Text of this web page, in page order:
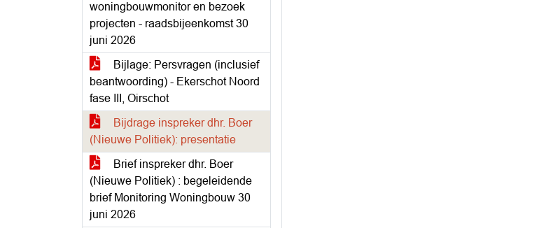
woningbouwmonitor en bezoek
projecten - raadsbijeenkomst 30
juni 2026
Bijlage: Persvragen (inclusief
beantwoording) - Ekerschot Noord
fase III, Oirschot
Bijdrage inspreker dhr. Boer
(Nieuwe Politiek): presentatie
Brief inspreker dhr. Boer
(Nieuwe Politiek) : begeleidende
brief Monitoring Woningbouw 30
juni 2026